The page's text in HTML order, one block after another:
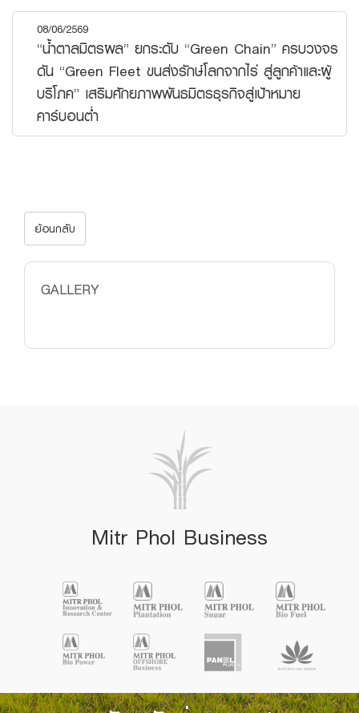
08/06/2569
“น้ำตาลมิตรผล” ยกระดับ “Green Chain” ครบวงจร
ดัน “Green Fleet ขนส่งรักษ์โลกจากไร่ สู่ลูกค้าและผู้
บริโภค” เสริมศักยภาพพันธมิตรธุรกิจสู่เป้าหมาย
คาร์บอนต่ำ
ย้อนกลับ
GALLERY
Mitr Phol Business